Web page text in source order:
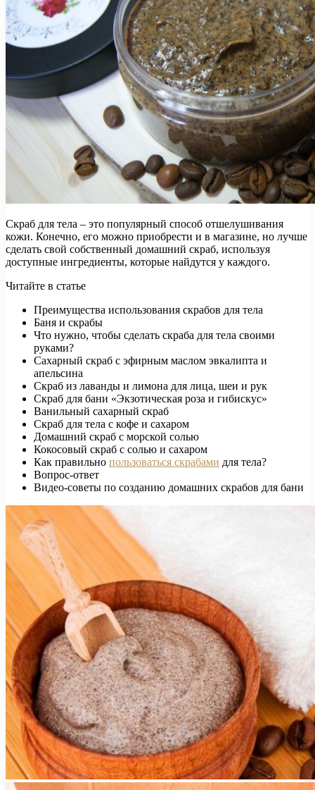
Скраб для тела – это популярный способ отшелушивания
кожи. Конечно, его можно приобрести и в магазине, но лучше
сделать свой собственный домашний скраб, используя
доступные ингредиенты, которые найдутся у каждого.
Читайте в статье
Преимущества использования скрабов для тела
Баня и скрабы
Что нужно, чтобы сделать скраба для тела своими
руками?
Сахарный скраб с эфирным маслом эвкалипта и
апельсина
Скраб из лаванды и лимона для лица, шеи и рук
Скраб для бани «Экзотическая роза и гибискус»
Ванильный сахарный скраб
Скраб для тела с кофе и сахаром
Домашний скраб с морской солью
Кокосовый скраб с солью и сахаром
Как правильно пользоваться скрабами для тела?
Вопрос-ответ
Видео-советы по созданию домашних скрабов для бани